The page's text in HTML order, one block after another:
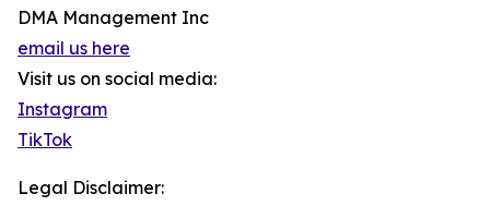
DMA Management Inc
email us here
Visit us on social media:
Instagram
TikTok
Legal Disclaimer: